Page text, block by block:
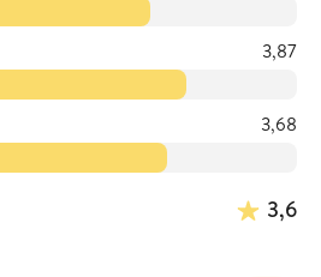
3,87
3,68
3,6